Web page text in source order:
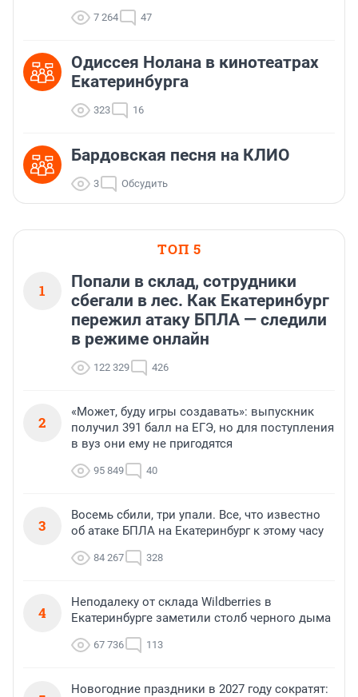
7 264 47
Одиссея Нолана в кинотеатрах
Екатеринбурга
323 16
Бардовская песня на КЛИО
3 Обсудить
ТОП 5
1
Попали в склад, сотрудники
сбегали в лес. Как Екатеринбург
пережил атаку БПЛА — следили
в режиме онлайн
122 329 426
2
«Может, буду игры создавать»: выпускник
получил 391 балл на ЕГЭ, но для поступления
в вуз они ему не пригодятся
95 849 40
3
Восемь сбили, три упали. Все, что известно
об атаке БПЛА на Екатеринбург к этому часу
84 267 328
4
Неподалеку от склада Wildberries в
Екатеринбурге заметили столб черного дыма
67 736 113
Новогодние праздники в 2027 году сократят: